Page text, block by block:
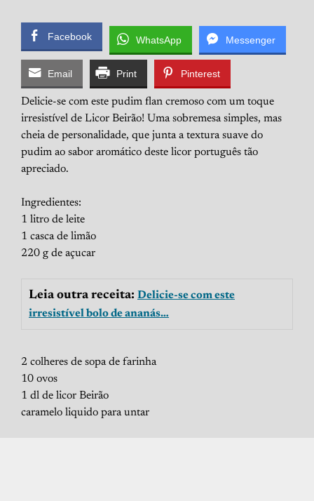
Facebook WhatsApp Messenger
Email Print Pinterest
Delicie-se com este pudim flan cremoso com um toque
irresistível de Licor Beirão! Uma sobremesa simples, mas
cheia de personalidade, que junta a textura suave do
pudim ao sabor aromático deste licor português tão
apreciado.
Ingredientes:
1 litro de leite
1 casca de limão
220 g de açucar
Leia outra receita: Delicie-se com este
irresistível bolo de ananás…
2 colheres de sopa de farinha
10 ovos
1 dl de licor Beirão
caramelo liquido para untar